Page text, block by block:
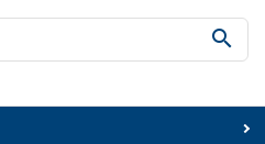
search